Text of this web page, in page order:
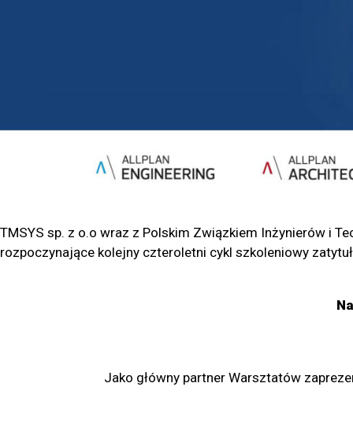
TMSYS sp. z o.o wraz z Polskim Związkiem Inżynierów i
rozpoczynające kolejny czteroletni cykl szkoleniowy
Jako główny partner Warsztatów